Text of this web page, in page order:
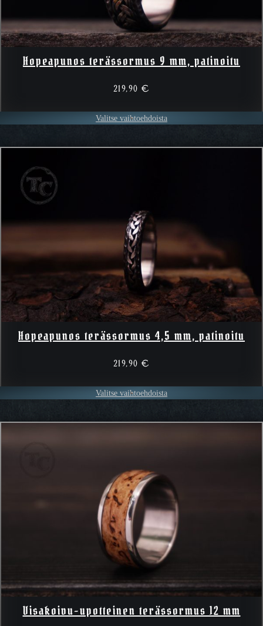
Hopeapunos terässormus 9 mm, patinoitu
219,90 €
Valitse vaihtoehdoista
Hopeapunos terässormus 4,5 mm, patinoitu
219,90 €
Valitse vaihtoehdoista
Visakoivu-upotteinen terässormus 12 mm